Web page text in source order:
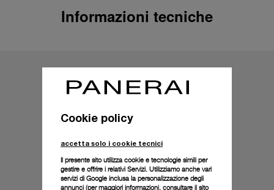
Informazioni tecniche
Cookie policy
accetta solo i cookie tecnici
Il presente sito utilizza cookie e tecnologie simili per
gestire e offrire i relativi Servizi. Utilizziamo anche vari
servizi di Google inclusa la personalizzazione degli
annunci (per maggiori informazioni, consultare il sito